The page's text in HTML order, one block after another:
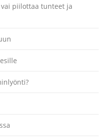
piilottaa tunteet ja